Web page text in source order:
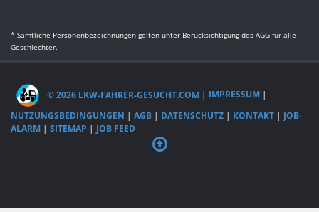
* Sämtliche Personenbezeichnungen gelten unter Berücksichtigung des AGG für alle
Geschlechter.
© 2026 LKW-FAHRER-GESUCHT.COM | IMPRESSUM |
NUTZUNGSBEDINGUNGEN | AGB | DATENSCHUTZ | KONTAKT | JOB-
ALARM | SITEMAP | JOB FEED